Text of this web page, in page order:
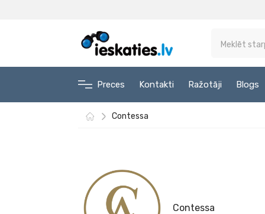
Preces Kontakti Ražotāji Blogs
Contessa
Contessa